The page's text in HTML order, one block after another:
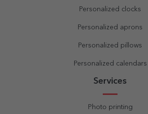
Personalized clocks
Personalized aprons
Personalized pillows
Personalized calendars
Services
Photo printing